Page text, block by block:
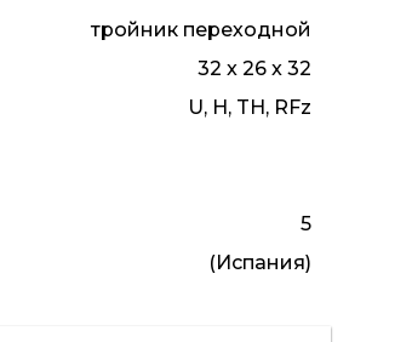
тройник переходной
32 x 26 x 32
U, H, TH, RFz
5
(Испания)